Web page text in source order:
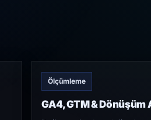
Ölçümleme
GA4, GTM & Dönüşüm